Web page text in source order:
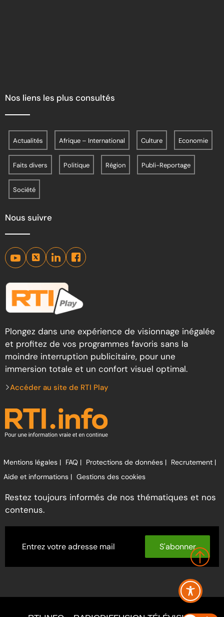
Nos liens les plus consultés
Actualités Afrique – International Culture Economie
Faits divers Politique Région Publi-Reportage
Société
Nous suivre
Plongez dans une expérience de visionnage inégalée
et profitez de vos programmes favoris sans la
moindre interruption publicitaire, pour une
immersion totale et un confort visuel optimal.
Accéder au site de RTI Play
Mentions légales | FAQ | Protections de données | Recrutement |
Aide et informations | Gestions des cookies
Restez toujours informés de nos thématiques et nos
contenus.
S'abonner